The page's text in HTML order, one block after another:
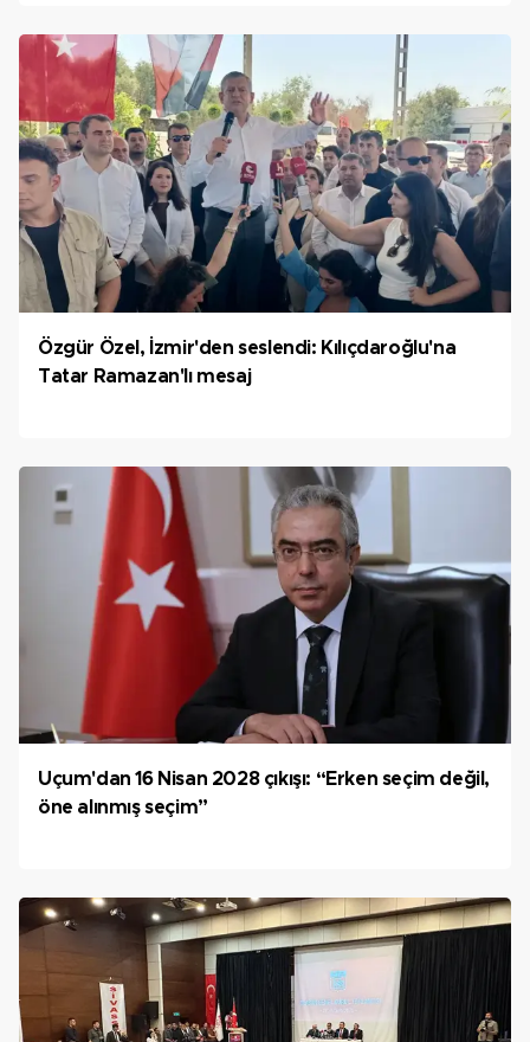
Özgür Özel, İzmir'den seslendi: Kılıçdaroğlu'na
Tatar Ramazan'lı mesaj
Uçum'dan 16 Nisan 2028 çıkışı: “Erken seçim değil,
öne alınmış seçim”